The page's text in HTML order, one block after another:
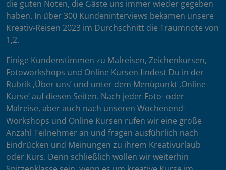
die guten Noten, die Gäste uns immer wieder gegeben
haben. In über 300 Kundeninterviews bekamen unsere
Kreativ-Reisen 2023 im Durchschnitt die Traumnote von
1,2.
Einige Kundenstimmen zu Malreisen, Zeichenkursen,
Fotoworkshops und Online Kursen findest Du in der
Rubrik ‚Über uns’ und unter dem Menüpunkt ‚Online-
Kurse’ auf diesen Seiten. Nach jeder Foto- oder
Malreise, aber auch nach unseren Wochenend-
Workshops und Online Kursen rufen wir eine große
Anzahl Teilnehmer an und fragen ausführlich nach
Eindrücken und Meinungen zu ihrem Kreativurlaub
oder Kurs. Denn schließlich wollen wir weiterhin